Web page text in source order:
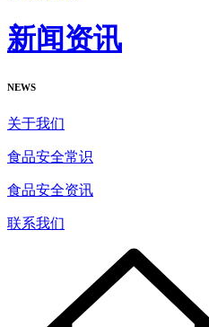
新闻资讯
NEWS
关于我们
食品安全常识
食品安全资讯
联系我们